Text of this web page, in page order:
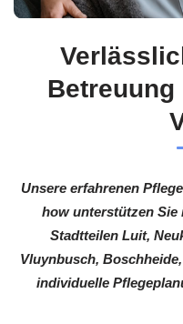
Unsere erfahrenen
how unterstützen Sie
Stadtteilen Luit,
Vluynbusch,
individuelle